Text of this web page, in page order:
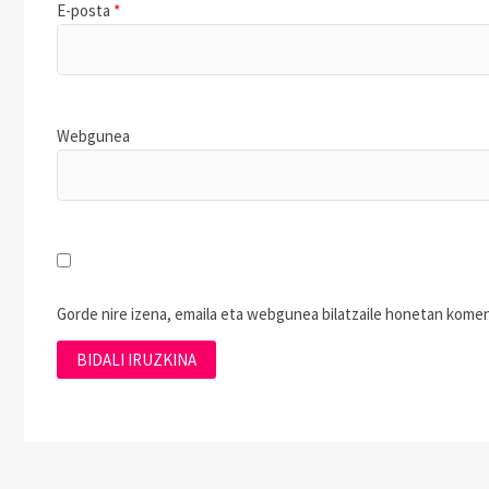
E-posta *
Webgunea
Gorde nire izena, emaila eta webgunea bilatzaile honetan